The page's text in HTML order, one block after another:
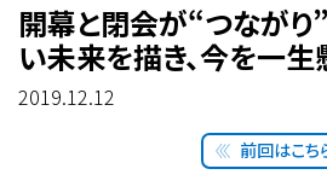
開幕と閉会が“つながり
い未来を描き、今を一生
2019.12.12
前回はこち